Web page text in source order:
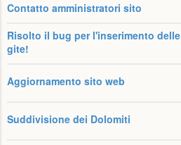
Contatto amministratori sito
Risolto il bug per l'inserimento delle
gite!
Aggiornamento sito web
Suddivisione dei Dolomiti